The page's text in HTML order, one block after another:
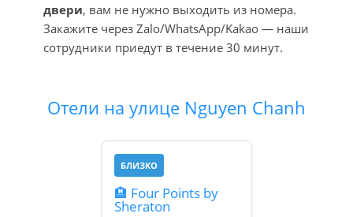
двери, вам не нужно выходить из номера.
Закажите через Zalo/WhatsApp/Kakao — наши
сотрудники приедут в течение 30 минут.
Отели на улице Nguyen Chanh
БЛИЗКО
🏨 Four Points by
Sheraton